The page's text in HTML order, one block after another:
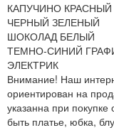
КАПУЧИНО КРАСНЫЙ
ЧЕРНЫЙ ЗЕЛЕНЫЙ
ШОКОЛАД БЕЛЫЙ
ТЕМНО-СИНИЙ
ЭЛЕКТРИК
Внимание! Наш
ориентирован на
указанна при
быть платье, юбка,